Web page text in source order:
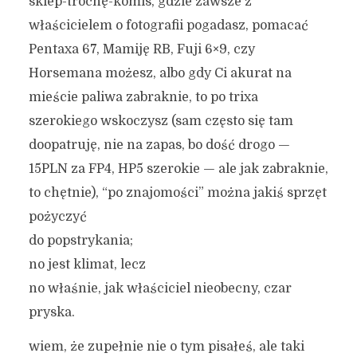
właścicielem o fotografii pogadasz, pomacać
Pentaxa 67, Mamiję RB, Fuji 6×9, czy
Horsemana możesz, albo gdy Ci akurat na
mieście paliwa zabraknie, to po trixa
szerokiego wskoczysz (sam często się tam
doopatruję, nie na zapas, bo dość drogo —
15PLN za FP4, HP5 szerokie — ale jak zabraknie,
to chętnie), “po znajomości” można jakiś sprzęt
pożyczyć
do popstrykania;
no jest klimat, lecz
no właśnie, jak właściciel nieobecny, czar
pryska.
wiem, że zupełnie nie o tym pisałeś, ale taki